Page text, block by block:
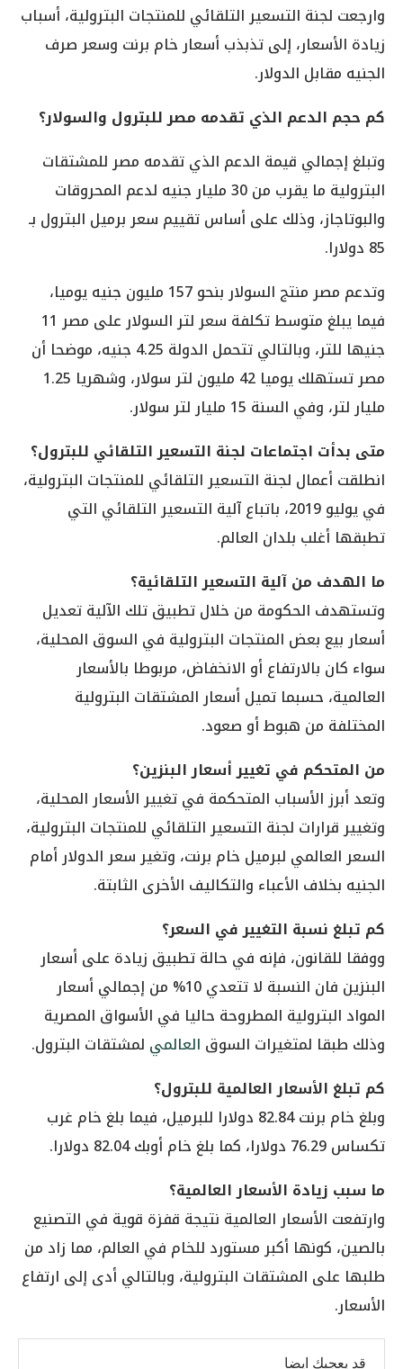
وارجعت لجنة التسعير التلقائي للمنتجات البترولية، أسباب
زيادة الأسعار، إلى تذبذب أسعار خام برنت وسعر صرف
الجنيه مقابل الدولار.
كم حجم الدعم الذي تقدمه مصر للبترول والسولار؟
وتبلغ إجمالي قيمة الدعم الذي تقدمه مصر للمشتقات
البترولية ما يقرب من 30 مليار جنيه لدعم المحروقات
والبوتاجاز، وذلك على أساس تقييم سعر برميل البترول بـ
85 دولارا.
وتدعم مصر منتج السولار بنحو 157 مليون جنيه يوميا،
فيما يبلغ متوسط تكلفة سعر لتر السولار على مصر 11
جنيها للتر، وبالتالي تتحمل الدولة 4.25 جنيه، موضحا أن
مصر تستهلك يوميا 42 مليون لتر سولار، وشهريا 1.25
مليار لتر، وفي السنة 15 مليار لتر سولار.
متى بدأت اجتماعات لجنة التسعير التلقائي للبترول؟
انطلقت أعمال لجنة التسعير التلقائي للمنتجات البترولية،
في يوليو 2019، باتباع آلية التسعير التلقائي التي
تطبقها أغلب بلدان العالم.
ما الهدف من آلية التسعير التلقائية؟
وتستهدف الحكومة من خلال تطبيق تلك الآلية تعديل
أسعار بيع بعض المنتجات البترولية في السوق المحلية،
سواء كان بالارتفاع أو الانخفاض، مربوطا بالأسعار
العالمية، حسبما تميل أسعار المشتقات البترولية
المختلفة من هبوط أو صعود.
من المتحكم في تغيير أسعار البنزين؟
وتعد أبرز الأسباب المتحكمة في تغيير الأسعار المحلية،
وتغيير قرارات لجنة التسعير التلقائي للمنتجات البترولية،
السعر العالمي لبرميل خام برنت، وتغير سعر الدولار أمام
الجنيه بخلاف الأعباء والتكاليف الأخرى الثابتة.
كم تبلغ نسبة التغيير في السعر؟
ووفقا للقانون، فإنه في حالة تطبيق زيادة على أسعار
البنزين فان النسبة لا تتعدي 10% من إجمالي أسعار
المواد البترولية المطروحة حاليا في الأسواق المصرية
وذلك طبقا لمتغيرات السوق العالمي لمشتقات البترول.
كم تبلغ الأسعار العالمية للبترول؟
وبلغ خام برنت 82.84 دولارا للبرميل، فيما بلغ خام غرب
تكساس 76.29 دولارا، كما بلغ خام أوبك 82.04 دولارا.
ما سبب زيادة الأسعار العالمية؟
وارتفعت الأسعار العالمية نتيجة قفزة قوية في التصنيع
بالصين، كونها أكبر مستورد للخام في العالم، مما زاد من
طلبها على المشتقات البترولية، وبالتالي أدى إلى ارتفاع
الأسعار.
قد يعجبك ايضا